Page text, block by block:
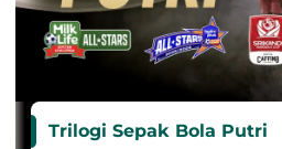
Trilogi Sepak Bola Putri